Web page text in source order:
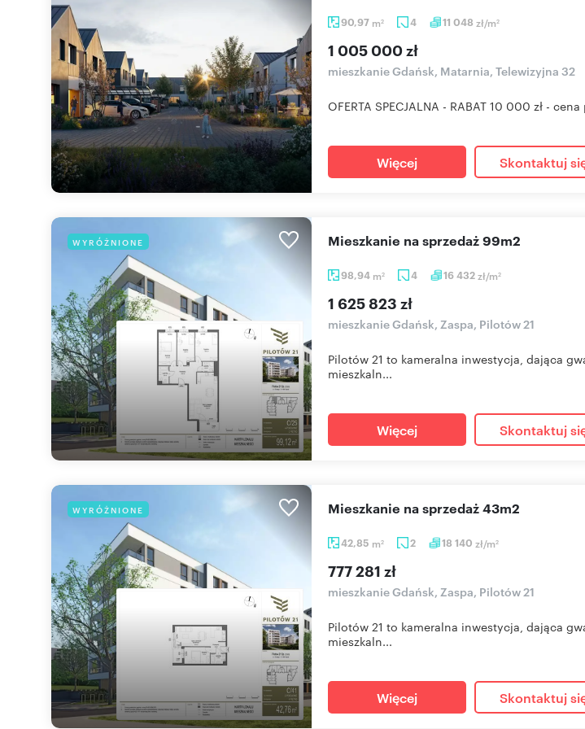
90,97 m2 4 11 048 zł/m2
1 005 000 zł
mieszkanie Gdańsk, Matarnia, Telewizyjna 32
OFERTA SPECJALNA - RABAT 10 000 zł -
Więcej Skontaktuj
WYRÓŻNIONE
98,94 m2 4 16 432zł/m2
mieszkanie na sprzedaż 99m2
1 625 823 zł
mieszkanie Gdańsk, Zaspa, Pilotów 21
Pilotów 21 to kameralna inwestycja, dająca
mieszkaln...
Więcej Skontaktuj
WYRÓŻNIONE
42,85 m2 2 18 140 zł/m2
mieszkanie na sprzedaż 43m2
777 281 zł
mieszkanie Gdańsk, Zaspa, Pilotów 21
Pilotów 21 to kameralna inwestycja, dająca
mieszkaln...
Więcej Skontaktuj